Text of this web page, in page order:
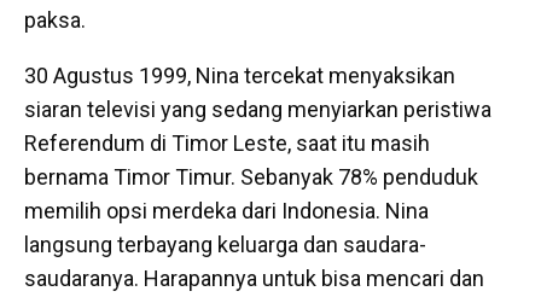
paksa.
30 Agustus 1999, Nina tercekat menyaksikan
siaran televisi yang sedang menyiarkan peristiwa
Referendum di Timor Leste, saat itu masih
bernama Timor Timur. Sebanyak 78% penduduk
memilih opsi merdeka dari Indonesia. Nina
langsung terbayang keluarga dan saudara-
saudaranya. Harapannya untuk bisa mencari dan